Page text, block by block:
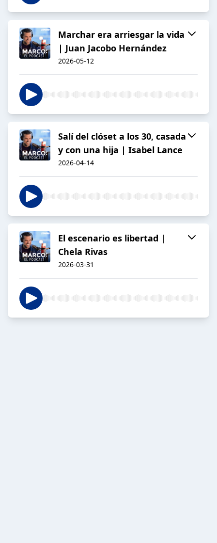
Marchar era arriesgar la vida
| Juan Jacobo Hernández
2026-05-12
Salí del clóset a los 30, casada
y con una hija | Isabel Lance
2026-04-14
El escenario es libertad |
Chela Rivas
2026-03-31